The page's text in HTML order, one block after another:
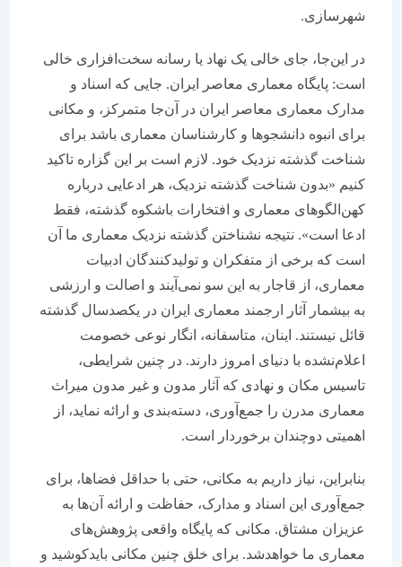
شهرسازی.
در این‌جا، جای خالی یک نهاد یا رسانه سخت‌افزاری خالی
است: پایگاه معماری معاصر ایران. جایی که اسناد و
مدارک معماری معاصر ایران در آن‌جا متمرکز، و مکانی
برای انبوه دانشجوها و کارشناسان معماری باشد برای
شناخت گذشته نزدیک خود. لازم است بر این گزاره تاکید
‌کنیم «بدون شناخت گذشته نزدیک، هر ادعایی درباره
کهن‌الگوهای معماری و افتخارات باشکوه گذشته، فقط
ادعا است». نتیجه نشناختن گذشته نزدیک معماری ما آن
است که برخی از متفکران و تولیدکنندگان ادبیات
معماری، از قاجار به این سو نمی‌آیند و اصالت و ارزشی
به بیشمار آثار ارجمند معماری ایران در یکصدسال گذشته
قائل نیستند. اینان، متاسفانه، انگار نوعی خصومت
اعلام‌نشده با دنیای امروز دارند. در چنین شرایطی،
تاسیس مکان و نهادی که آثار مدون و غیر مدون میراث
معماری مدرن را جمع‌آوری،‌ دسته‌بندی و ارائه نماید، از
اهمیتی دوچندان برخوردار است.
بنابراین، نیاز داریم به مکانی، حتی با حداقل فضاها، برای
جمع‌آوری این اسناد و مدارک، حفاظت و ارائه آن‌ها به
عزیزان مشتاق. مکانی که پایگاه واقعی پژوهش‌های
معماری ما خواهدشد. برای خلق چنین مکانی باید‌کوشید و